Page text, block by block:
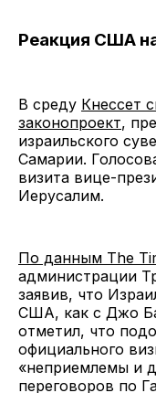
Реакция США
В среду Кнессет
законопроект,
израильского
Самарии.
визита вице-
Иерусалим.
По данным The
администрации
заявив, что
США, как с Джо
отметил, что
официального
«неприемлемы и
переговоров по